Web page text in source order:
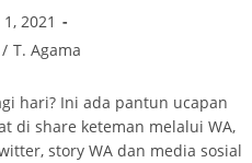
2021
/ T. Agama
hari? Ini ada pantun ucapan
di share keteman melalui WA,
story WA dan media sosial